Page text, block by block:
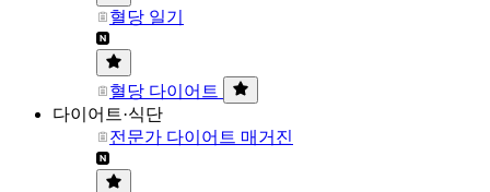
혈당 일기
혈당 다이어트
다이어트·식단
전문가 다이어트 매거진